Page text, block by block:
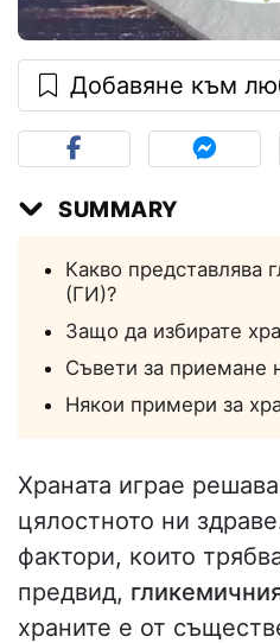
Добавяне към
SUMMARY
Какво представлява
(ГИ)?
Защо да избирате
Съвети за приемане
Някои примери за
Храната играе
цялостното ни
фактори, които
предвид,
храните е от